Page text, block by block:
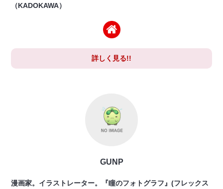
（KADOKAWA）
詳しく見る!!
GUNP
漫画家。イラストレーター。『瞳のフォトグラフ』(フレックス